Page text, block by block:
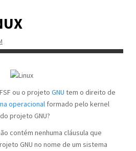
ou o projeto GNU tem o direito de
operacional formado pelo kernel
projeto GNU?
contém nenhuma cláusula que
GNU no nome de um sistema